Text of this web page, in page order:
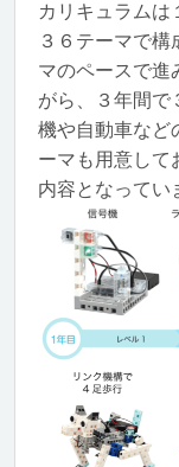
カリキュラムは
３６テーマで
マのペースで進
がら、３年間で
機や自動車など
ーマも用意して
内容となってい